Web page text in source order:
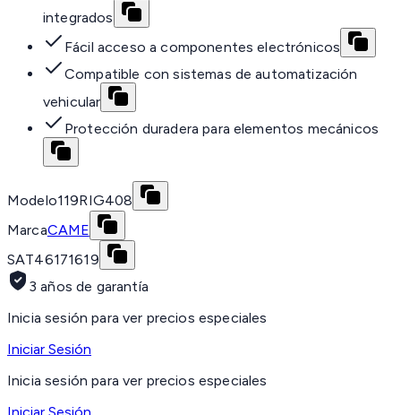
integrados
Fácil acceso a componentes electrónicos
Compatible con sistemas de automatización
vehicular
Protección duradera para elementos mecánicos
Modelo119RIG408
MarcaCAME
SAT46171619
3 años de garantía
Inicia sesión para ver precios especiales
Iniciar Sesión
Inicia sesión para ver precios especiales